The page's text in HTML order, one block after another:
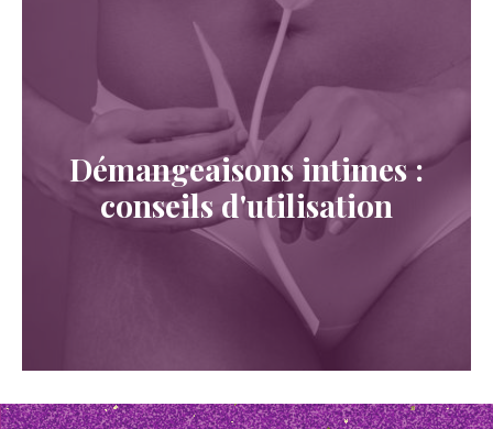
Démangeaisons intimes :
conseils d'utilisation